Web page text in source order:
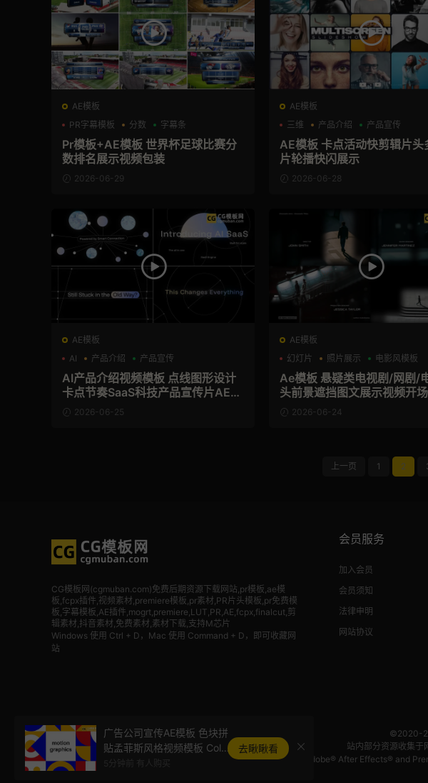
AE模板
PR字幕模板
分数 字幕条
Pr模板+AE模板 世界杯足球比赛分
数排名展示视频包装
2026-06-29
AE模板
三维
产品介绍 产品宣传
AE模板 卡点活动快剪辑片头
片轮播快闪展示
2026-06-28
AE模板
AI
产品介绍 产品宣传
AI产品介绍视频模板 点线图形设计
卡点节奏SaaS科技产品宣传片AE模
板 2026-06-25
AE模板
幻灯片
照片展示 电影风模板
Ae模板 悬疑类电视剧/网剧/
头前景遮挡图文展示视频开场
2026-06-24
上一页 1 2
CG模板网(cgmuban.com)免费后期资源下载网站,pr模板,ae模
板,fcpx插件,视频素材,premiere模板,pr素材,PR片头模板,pr免费模
板,字幕模板,AE插件,mogrt,premiere,LUT,PR,AE,fcpx,finalcut,剪
辑素材,抖音素材,免费素材,素材下载,支持M芯片
Windows 使用 Ctrl + D，Mac 使用 Command + D，即可收藏网
站
会员服务
加入会员
会员须知
法律申明
网站协议
©2020-
站内部分资源收集于
Adobe® After Effects® and
广告公司宣传AE模板 色块拼
贴孟菲斯风格视频模板 Color
去瞅瞅看